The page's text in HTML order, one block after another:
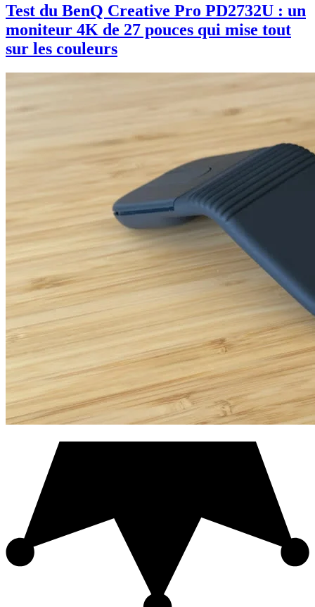
Test du BenQ Creative Pro PD2732U : un
moniteur 4K de 27 pouces qui mise tout
sur les couleurs